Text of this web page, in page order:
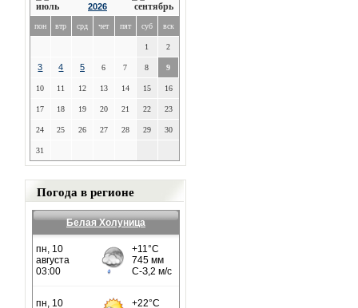
2026
пон втр срд чет пят суб вск
1 2
3 4 5 6 7 8 9
10 11 12 13 14 15 16
17 18 19 20 21 22 23
24 25 26 27 28 29 30
31
Погода в регионе
Белая Холуница